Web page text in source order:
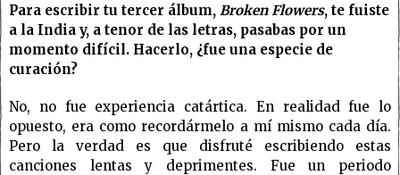
Para escribir tu tercer álbum, Broken Flowers, te fuiste
a la India y, a tenor de las letras, pasabas por un
momento difícil. Hacerlo, ¿fue una especie de
curación?
No, no fue experiencia catártica. En realidad fue lo
opuesto, era como recordármelo a mí mismo cada día.
Pero la verdad es que disfruté escribiendo estas
canciones lentas y deprimentes. Fue un periodo